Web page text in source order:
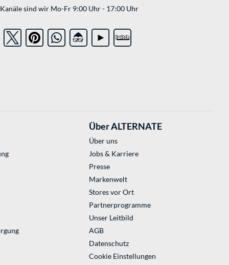
sind wir Mo-Fr 9:00 Uhr - 17:00 Uhr
Über ALTERNATE
Über uns
Jobs & Karriere
Presse
Markenwelt
Stores vor Ort
Partnerprogramme
Unser Leitbild
AGB
Datenschutz
Cookie Einstellungen